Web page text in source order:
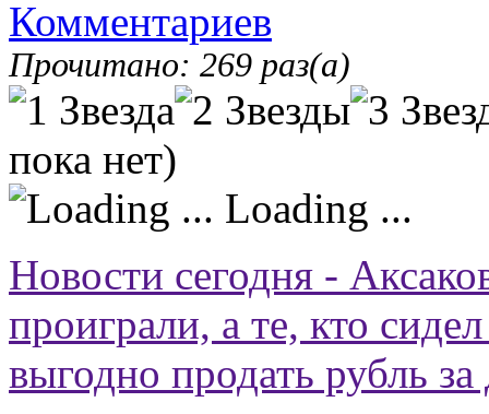
Комментариев
Прочитано: 269 раз(а)
пока нет)
Loading ...
Новости сегодня -
проиграли, а те, кто
выгодно продать рубль за